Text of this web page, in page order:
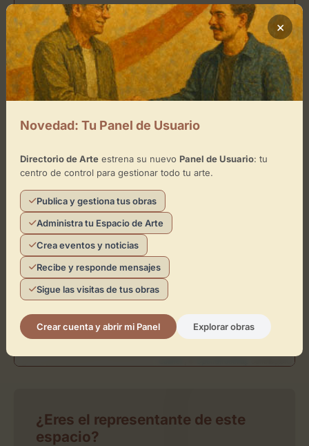
Ubicación de Dulcearte
Cómo llegar
×
+
Toca el mapa para interactuar
Activar Mapa
¿Eres el representante de este
espacio?
×
Novedad: Tu Panel de Usuario
Directorio de Arteestrena su nuevo Panel de Usuario: tu
centro de control para gestionar todo tu arte.
Publica y gestiona tus obras
Administra tu Espacio de Arte
Crea eventos y noticias
Recibe y responde mensajes
Sigue las visitas de tus obras
Crear cuenta y abrir mi Panel Explorar obras